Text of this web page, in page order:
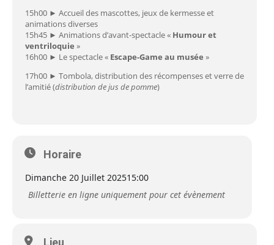
15h00 ► Accueil des mascottes, jeux de kermesse et
animations diverses
15h45 ► Animations d’avant-spectacle « Humour et
ventriloquie »
16h00 ► Le spectacle « Escape-Game au musée »
17h00 ► Tombola, distribution des récompenses et verre de
l’amitié (distribution de jus de pomme)
Horaire
Dimanche 20 Juillet 202515:00
Billetterie en ligne uniquement pour cet évènement
Lieu